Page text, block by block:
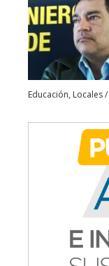
Educación, Locales/